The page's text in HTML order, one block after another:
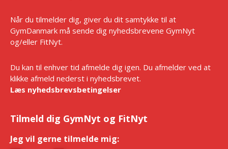
Når du tilmelder dig, giver du dit samtykke til at
GymDanmark må sende dig nyhedsbrevene GymNyt
og/eller FitNyt.
Du kan til enhver tid afmelde dig igen. Du afmelder ved at
klikke afmeld nederst i nyhedsbrevet.
Læs nyhedsbrevsbetingelser
Tilmeld dig GymNyt og FitNyt
Jeg vil gerne tilmelde mig: